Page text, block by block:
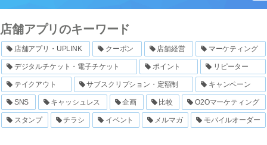
店舗アプリのキーワード
店舗アプリ・UPLINK クーポン 店舗経営 マーケティング
デジタルチケット・電子チケット ポイント リピーター
テイクアウト サブスクリプション・定額制 キャンペーン
SNS キャッシュレス 企画 比較 O2Oマーケティング
スタンプ チラシ イベント メルマガ モバイルオーダー